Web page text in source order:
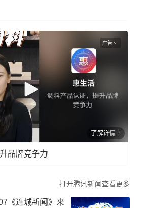
广告
了解详情
品牌竞争力
打开腾讯新闻查看更多
《连城新闻》来